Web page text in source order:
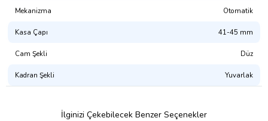
Mekanizma Otomatik
Kasa Çapı 41-45 mm
Cam Şekli Düz
Kadran Şekli Yuvarlak
İlginizi Çekebilecek Benzer Seçenekler